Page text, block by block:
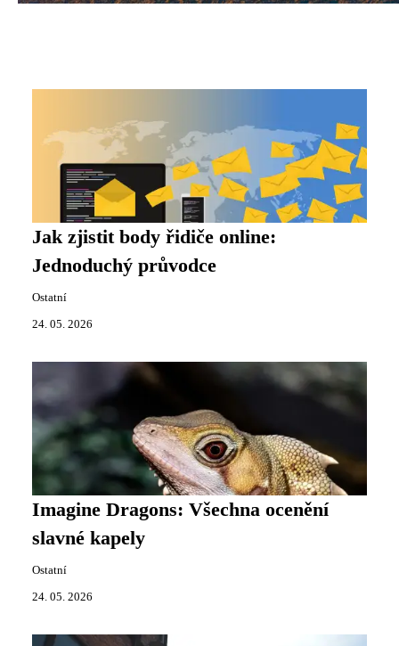
Jak zjistit body řidiče online:
Jednoduchý průvodce
Ostatní
24. 05. 2026
Imagine Dragons: Všechna ocenění
slavné kapely
Ostatní
24. 05. 2026